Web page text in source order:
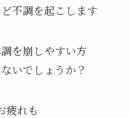
不調を起こします
を崩しやすい方
いでしょうか？
疲れも